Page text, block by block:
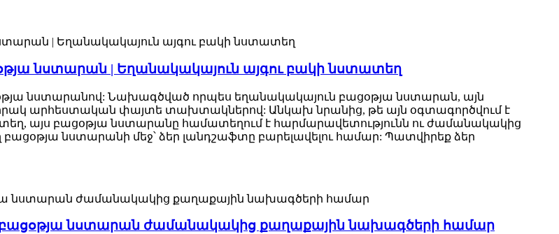
նստարան | Եղանակակայուն այգու բակի նստատեղ
նստարանով: Նախագծված որպես եղանակակայուն բացօթյա նստարան, այն
արհեստական ​​փայտե տախտակներով: Անկախ նրանից, թե այն օգտագործվում է
այս բացօթյա նստարանը համատեղում է հարմարավետությունն ու ժամանակակից
նստարանի մեջ՝ ձեր լանդշաֆտը բարելավելու համար: Պատվիրեք ձեր
բացօթյա նստարան ժամանակակից քաղաքային նախագծերի համար